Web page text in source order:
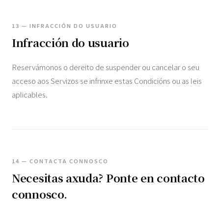
13 — INFRACCIÓN DO USUARIO
Infracción do usuario
Reservámonos o dereito de suspender ou cancelar o seu
acceso aos Servizos se infrinxe estas Condicións ou as leis
aplicables.
14 — CONTACTA CONNOSCO
Necesitas axuda? Ponte en contacto
connosco.